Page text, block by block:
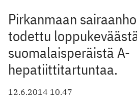
Pirkanmaan
todettu
suomalaisperäistä A-
hepatiittitartuntaa.
12.6.2014 10.47